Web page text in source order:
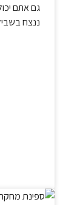
גם אתם
ננצח